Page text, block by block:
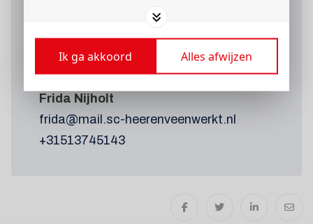
Ik ga akkoord Alles afwijzen
Wil je meer weten
Neem contact op met:
Frida Nijholt
frida@mail.sc-heerenveenwerkt.nl
+31513745143